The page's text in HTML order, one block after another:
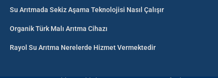
Su Arıtmada Sekiz Aşama Teknolojisi Nasıl Çalışır
Organik Türk Malı Arıtma Cihazı
Rayol Su Arıtma Nerelerde Hizmet Vermektedir